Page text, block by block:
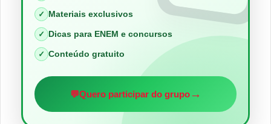
✓ Materiais exclusivos
✓ Dicas para ENEM e concursos
✓ Conteúdo gratuito
💬Quero participar do grupo→